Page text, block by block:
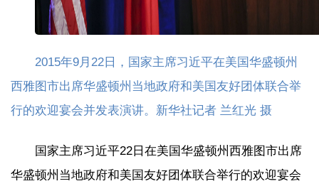
2015年9月22日，国家主席习近平在美国华盛顿州
西雅图市出席华盛顿州当地政府和美国友好团体联合举
行的欢迎宴会并发表演讲。新华社记者 兰红光 摄
国家主席习近平22日在美国华盛顿州西雅图市出席
华盛顿州当地政府和美国友好团体联合举行的欢迎宴会